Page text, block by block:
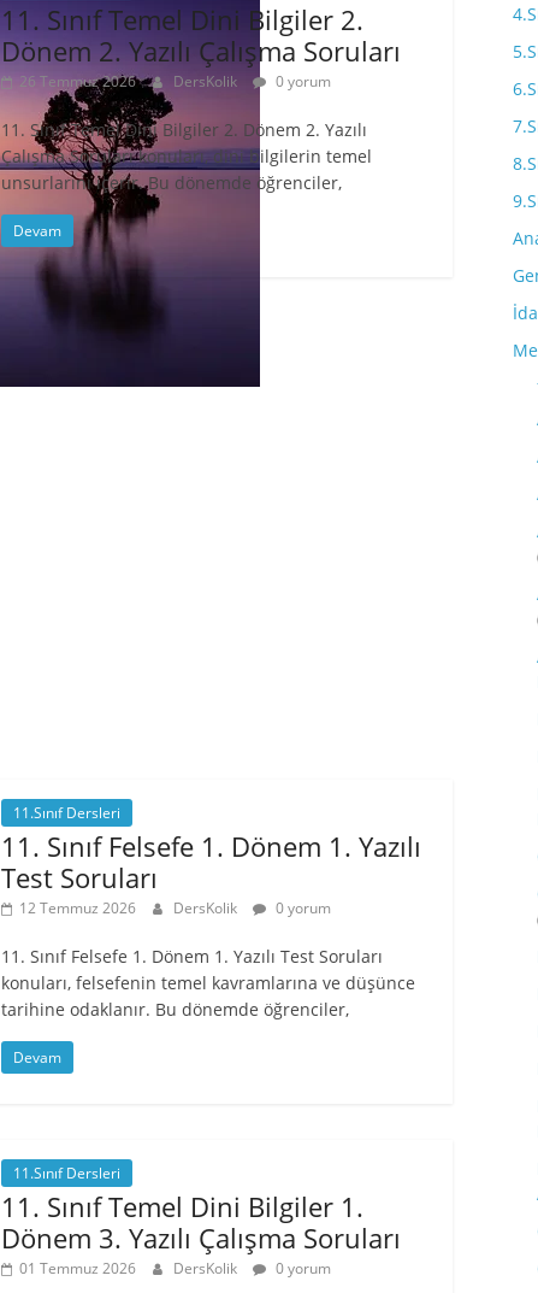
11. Sınıf Temel Dini Bilgiler 2.
Dönem 2. Yazılı Çalışma Soruları
26 Temmuz 2026 DersKolik 0 yorum
11. Sınıf Temel Dini Bilgiler 2. Dönem 2. Yazılı
Çalışma Soruları konuları, dini bilgilerin temel
unsurlarını içerir. Bu dönemde öğrenciler,
Devam
11.Sınıf Dersleri
11. Sınıf Felsefe 1. Dönem 1. Yazılı
Test Soruları
12 Temmuz 2026 DersKolik 0 yorum
11. Sınıf Felsefe 1. Dönem 1. Yazılı Test Soruları
konuları, felsefenin temel kavramlarına ve düşünce
tarihine odaklanır. Bu dönemde öğrenciler,
Devam
11.Sınıf Dersleri
11. Sınıf Temel Dini Bilgiler 1.
Dönem 3. Yazılı Çalışma Soruları
01 Temmuz 2026 DersKolik 0 yorum